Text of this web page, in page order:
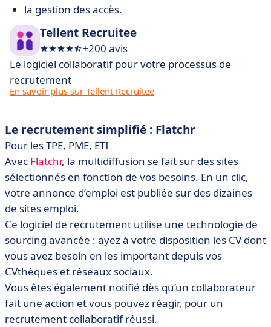
la gestion des accès.
Tellent Recruitee
+200 avis
Le logiciel collaboratif pour votre processus de
recrutement
En savoir plus sur Tellent Recruitee
Le recrutement simplifié : Flatchr
Pour les TPE, PME, ETI
Avec Flatchr, la multidiffusion se fait sur des sites
sélectionnés en fonction de vos besoins. En un clic,
votre annonce d’emploi est publiée sur des dizaines
de sites emploi.
Ce logiciel de recrutement utilise une technologie de
sourcing avancée : ayez à votre disposition les CV dont
vous avez besoin en les important depuis vos
CVthèques et réseaux sociaux.
Vous êtes également notifié dès qu’un collaborateur
fait une action et vous pouvez réagir, pour un
recrutement collaboratif réussi.